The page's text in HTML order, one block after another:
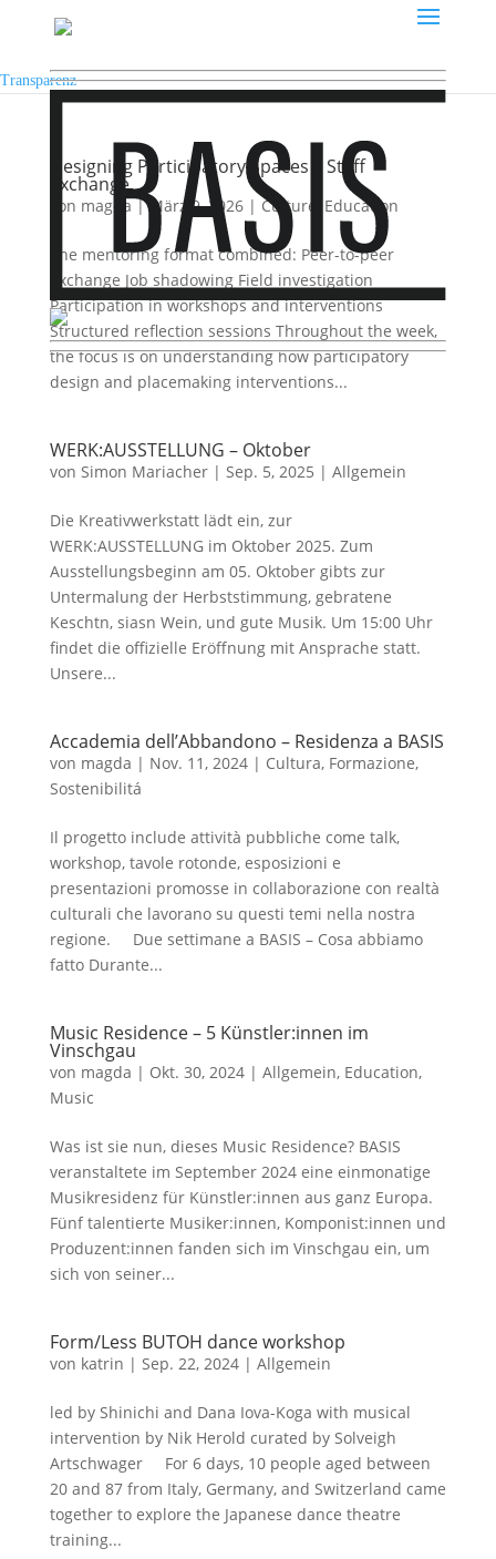
Transparenz
Designing Participatory Spaces – Staff
Exchange
von magda| März 9, 2026| Culture Education
The mentoring format combined: Peer-to-peer
exchange Job shadowing Field investigation
Participation in workshops and interventions
Structured reflection sessions Throughout the week,
the focus is on understanding how participatory
design and placemaking interventions...
WERK:AUSSTELLUNG – Oktober
von Simon Mariacher| Sep. 5, 2025 | Allgemein
Die Kreativwerkstatt lädt ein, zur
WERK:AUSSTELLUNG im Oktober 2025. Zum
Ausstellungsbeginn am 05. Oktober gibts zur
Untermalung der Herbststimmung, gebratene
Keschtn, siasn Wein, und gute Musik. Um 15:00 Uhr
findet die offizielle Eröffnung mit Ansprache statt.
Unsere...
Accademia dell’Abbandono – Residenza a BASIS
von magda | Nov. 11, 2024| Cultura, Formazione,
Sostenibilitá
Il progetto include attività pubbliche come talk,
workshop, tavole rotonde, esposizioni e
presentazioni promosse in collaborazione con realtà
culturali che lavorano su questi temi nella nostra
regione. Due settimane a BASIS – Cosa abbiamo
fatto Durante...
Music Residence – 5 Künstler:innen im
Vinschgau
von magda | Okt. 30, 2024| Allgemein, Education,
Music
Was ist sie nun, dieses Music Residence? BASIS
veranstaltete im September 2024 eine einmonatige
Musikresidenz für Künstler:innen aus ganz Europa.
Fünf talentierte Musiker:innen, Komponist:innen und
Produzent:innen fanden sich im Vinschgau ein, um
sich von seiner...
Form/Less BUTOH dance workshop
von katrin | Sep. 22, 2024| Allgemein
led by Shinichi and Dana Iova-Koga with musical
intervention by Nik Herold curated by Solveigh
Artschwager For 6 days, 10 people aged between
20 and 87 from Italy, Germany, and Switzerland came
together to explore the Japanese dance theatre
training...